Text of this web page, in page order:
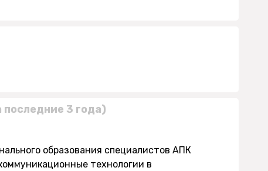
3 года)
образования специалистов АПК
технологии в